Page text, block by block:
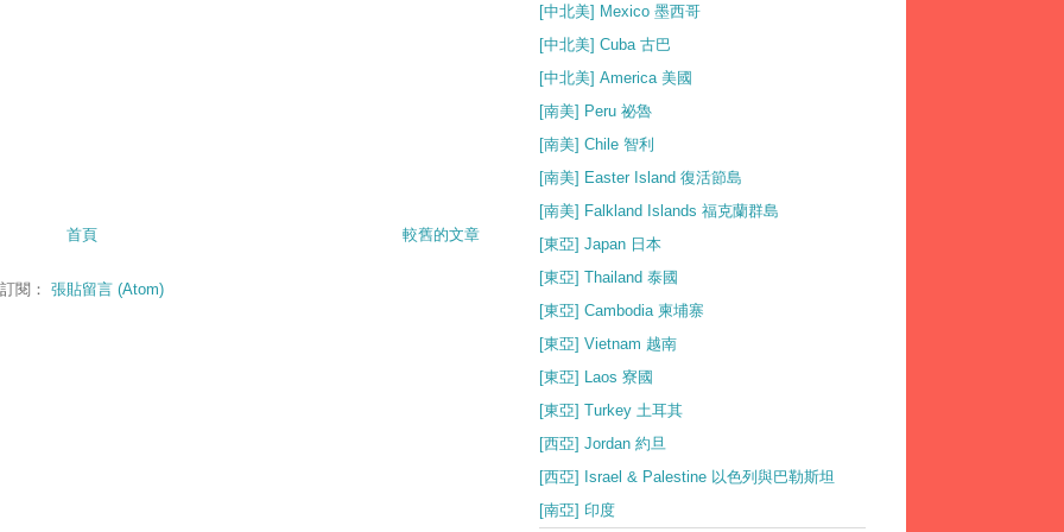
較舊的文章
首頁
訂閱： 張貼留言 (Atom)
[中北美] Mexico 墨西哥
[中北美] Cuba 古巴
[中北美] America 美國
[南美] Peru 祕魯
[南美] Chile 智利
[南美] Easter Island 復活節島
[南美] Falkland Islands 福克蘭群島
[東亞] Japan 日本
[東亞] Thailand 泰國
[東亞] Cambodia 柬埔寨
[東亞] Vietnam 越南
[東亞] Laos 寮國
[東亞] Turkey 土耳其
[西亞] Jordan 約旦
[西亞] Israel & Palestine 以色列與巴勒斯坦
[南亞] 印度